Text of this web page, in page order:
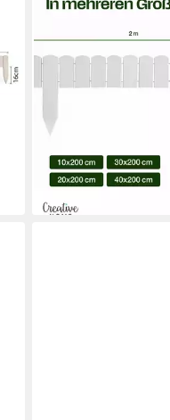
CREATIVE HOME
zum Stecken 200 cm
ab 26,95 €